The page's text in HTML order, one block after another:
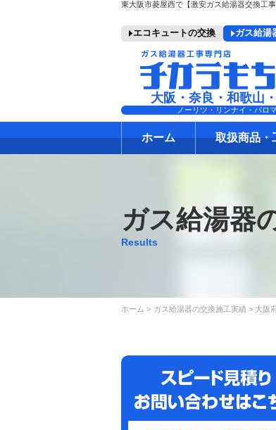
エコキュートの交換 ガス給湯
大阪・奈良・和歌山
ノーリツ・リンナイ・パロマ
ホーム 取扱商品・
ガス給湯器
Results
ホーム ガス給湯器の交換施工実績 大阪